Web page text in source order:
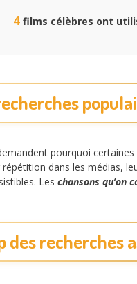
4 films célèbres ont
pourquoi
dans les médias,
Les chansons qu’on
des recherches